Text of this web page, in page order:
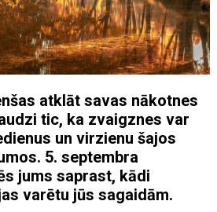
atklāt savas nākotnes
tic, ka zvaigznes var
un virzienu šajos
5. septembra
jums saprast, kādi
varētu jūs sagaidām.